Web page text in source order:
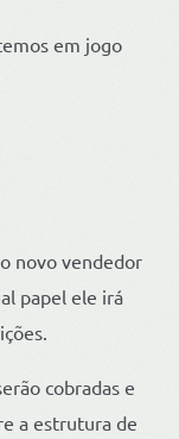
em jogo
novo vendedor
papel ele irá
cobradas e
a estrutura de